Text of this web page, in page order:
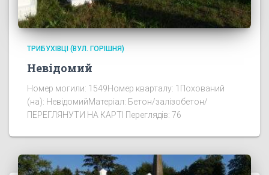
ТРИБУХІВЦІ (ВУЛ. ГОРІШНЯ)
Невідомий
Номер могили: 1549Номер кварталу: 1Похований
(на): НевідомийМатеріал: Бетон/залізобетон/
ПЕРЕГЛЯНУТИ НА КАРТІ Переглядів: 76